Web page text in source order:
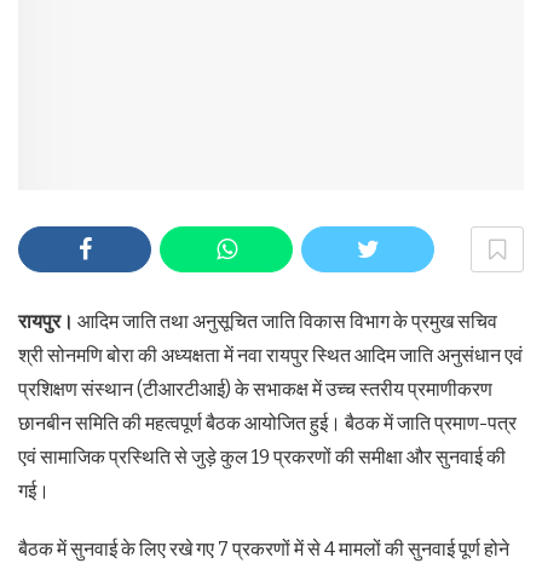
रायपुर। आदिम जाति तथा अनुसूचित जाति विकास विभाग के प्रमुख सचिव
श्री सोनमणि बोरा की अध्यक्षता में नवा रायपुर स्थित आदिम जाति अनुसंधान एवं
प्रशिक्षण संस्थान (टीआरटीआई) के सभाकक्ष में उच्च स्तरीय प्रमाणीकरण
छानबीन समिति की महत्वपूर्ण बैठक आयोजित हुई। बैठक में जाति प्रमाण-पत्र
एवं सामाजिक प्रस्थिति से जुड़े कुल 19 प्रकरणों की समीक्षा और सुनवाई की
गई।
बैठक में सुनवाई के लिए रखे गए 7 प्रकरणों में से 4 मामलों की सुनवाई पूर्ण होने